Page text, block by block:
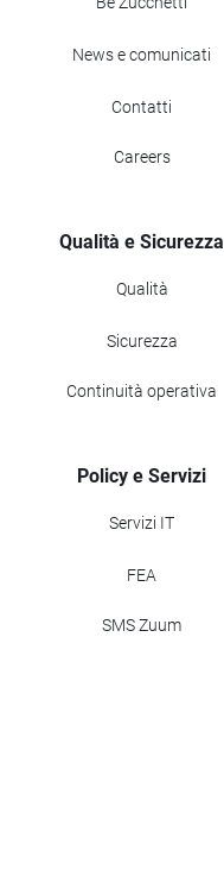
News e comunicati
Contatti
Careers
Qualità e Sicurezza
Qualità
Sicurezza
Continuità operativa
Policy e Servizi
Servizi IT
FEA
SMS Zuum